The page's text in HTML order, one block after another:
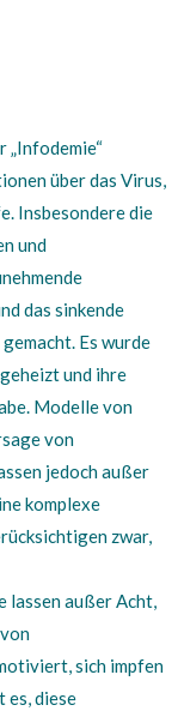
„Infodemie“
über das Virus,
Insbesondere die
und
das sinkende
Es wurde
und ihre
Modelle von
von
jedoch außer
komplexe
zwar,
lassen außer Acht,
sich impfen
es, diese